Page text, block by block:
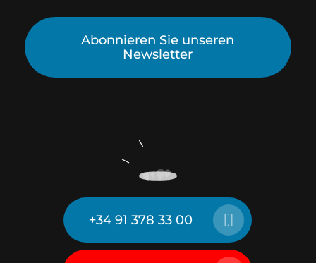
Abonnieren Sie unseren
Newsletter
+34 91 378 33 00